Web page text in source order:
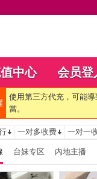
中心 会员登
使用第三方代充，可能
當。
一对多收费 一对一
台妹专区 內地主播